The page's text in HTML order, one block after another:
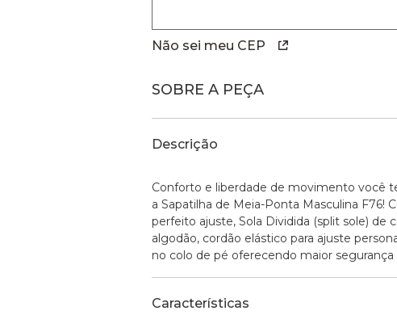
Não sei meu CEP
SOBRE A PEÇA
Descrição
Conforto e liberdade de movimento você
a Sapatilha de Meia-Ponta Masculina F76!
perfeito ajuste, Sola Dividida (split sole) de
algodão, cordão elástico para ajuste
no colo de pé oferecendo maior segurança
Características